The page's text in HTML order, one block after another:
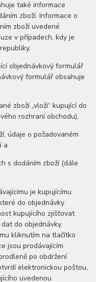
také informace
zboží. Informace o
zboží uvedené
v případech, kdy je
objednávkový formulář
formulář obsahuje
zboží „vloží“ kupující do
rozhraní obchodu),
údaje o požadovaném
a
s dodáním zboží (dále
je kupujícímu
do objednávky
kupujícího zjišťovat
do objednávky.
kliknutím na tlačítko
jsou prodávajícím
po obdržení
elektronickou poštou,
uvedenou